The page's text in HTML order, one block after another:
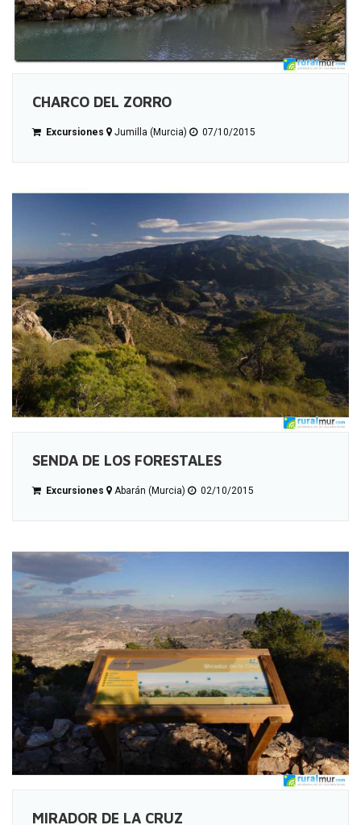
CHARCO DEL ZORRO
Excursiones Jumilla (Murcia) 07/10/2015
SENDA DE LOS FORESTALES
Excursiones Abarán (Murcia) 02/10/2015
MIRADOR DE LA CRUZ